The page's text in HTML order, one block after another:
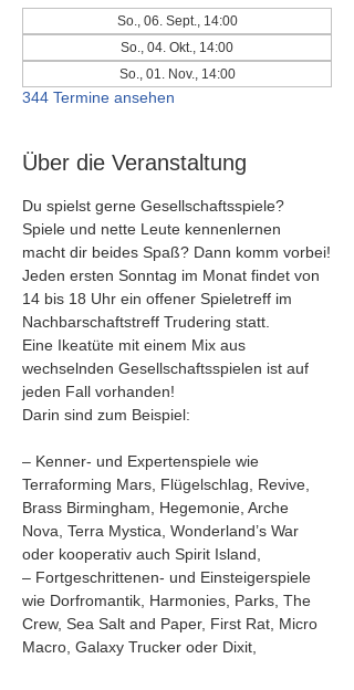
So., 06. Sept., 14:00
So., 04. Okt., 14:00
So., 01. Nov., 14:00
344 Termine ansehen
Über die Veranstaltung
Du spielst gerne Gesellschaftsspiele?
Spiele und nette Leute kennenlernen
macht dir beides Spaß? Dann komm vorbei!
Jeden ersten Sonntag im Monat findet von
14 bis 18 Uhr ein offener Spieletreff im
Nachbarschaftstreff Trudering statt.
Eine Ikeatüte mit einem Mix aus
wechselnden Gesellschaftsspielen ist auf
jeden Fall vorhanden!
Darin sind zum Beispiel:
– Kenner- und Expertenspiele wie
Terraforming Mars, Flügelschlag, Revive,
Brass Birmingham, Hegemonie, Arche
Nova, Terra Mystica, Wonderland’s War
oder kooperativ auch Spirit Island,
– Fortgeschrittenen- und Einsteigerspiele
wie Dorfromantik, Harmonies, Parks, The
Crew, Sea Salt and Paper, First Rat, Micro
Macro, Galaxy Trucker oder Dixit,